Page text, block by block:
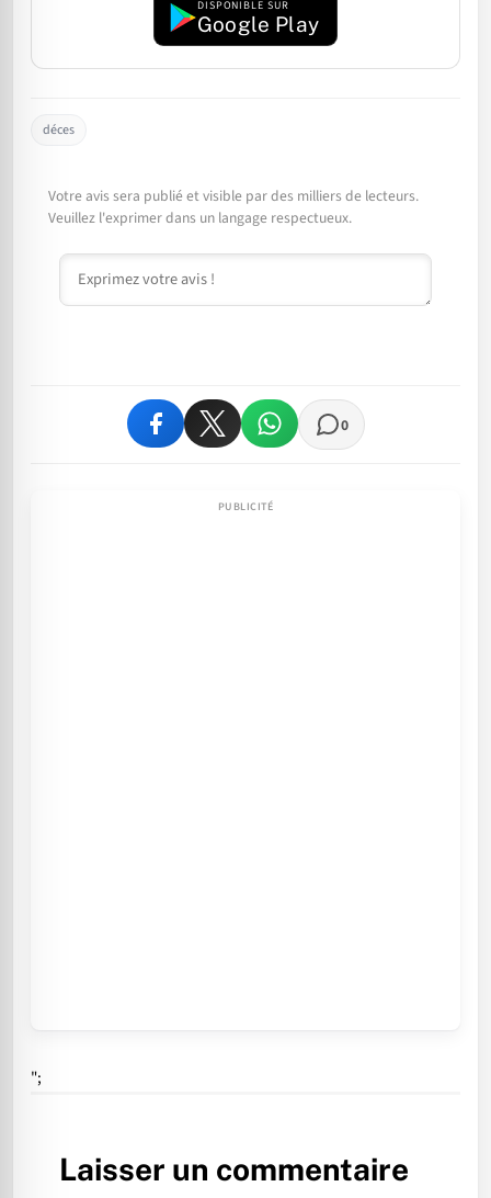
DISPONIBLE SUR
Google Play
déces
Votre avis sera publié et visible par des milliers de lecteurs.
Veuillez l'exprimer dans un langage respectueux.
Commentaire
0
";
Laisser un commentaire